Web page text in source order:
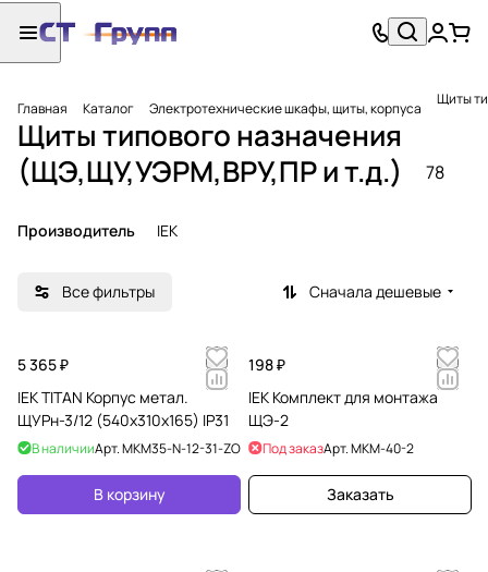
Главная Каталог Электротехнические шкафы, щиты, корпуса Щиты
Щиты типового назначения
(ЩЭ,ЩУ,УЭРМ,ВРУ,ПР и т.д.)
78
Производитель IEK
Все фильтры Сначала дешевые
5 365 ₽
IEK TITAN Корпус метал.
ЩУРн-3/12 (540х310х165) IP31
В наличииАрт.MKM35-N-12-31-ZO
В корзину
198 ₽
IEK Комплект для монтажа
ЩЭ-2
Под заказАрт.MKM-40-2
Заказать